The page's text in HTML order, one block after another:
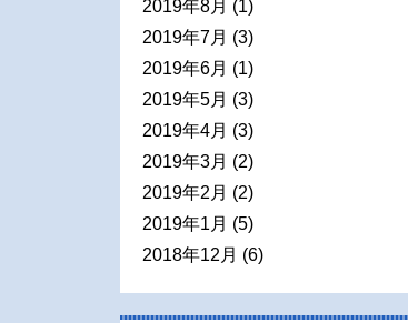
2019年8月 (1)
2019年7月 (3)
2019年6月 (1)
2019年5月 (3)
2019年4月 (3)
2019年3月 (2)
2019年2月 (2)
2019年1月 (5)
2018年12月 (6)